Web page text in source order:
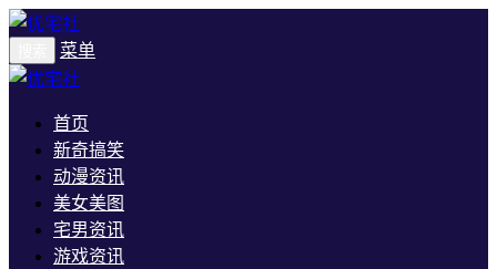
菜单
首页
新奇搞笑
动漫资讯
美女美图
宅男资讯
游戏资讯